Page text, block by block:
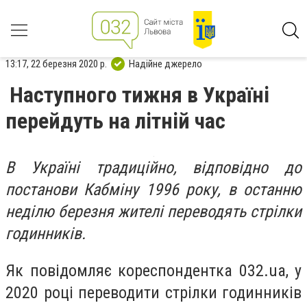
13:17, 22 березня 2020 р. Надійне джерело
Наступного тижня в Україні
перейдуть на літній час
В Україні традиційно, відповідно до
постанови Кабміну 1996 року, в останню
неділю березня жителі переводять стрілки
годинників.
Як повідомляє кореспондентка 032.ua, у
2020 році переводити стрілки годинників